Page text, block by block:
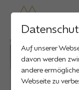
Auf unserer
davon werden
andere
Webseite zu